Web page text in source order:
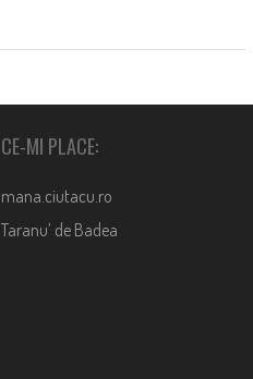
CE-MI PLACE:
mana.ciutacu.ro
Taranu’ de Badea